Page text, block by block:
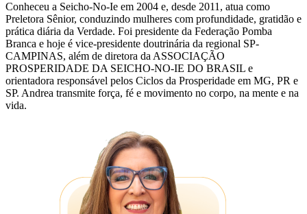
Conheceu a Seicho-No-Ie em 2004 e, desde 2011, atua como
Preletora Sênior, conduzindo mulheres com profundidade, gratidão e
prática diária da Verdade. Foi presidente da Federação Pomba
Branca e hoje é vice-presidente doutrinária da regional SP-
CAMPINAS, além de diretora da ASSOCIAÇÃO
PROSPERIDADE DA SEICHO-NO-IE DO BRASIL e
orientadora responsável pelos Ciclos da Prosperidade em MG, PR e
SP. Andrea transmite força, fé e movimento no corpo, na mente e na
vida.